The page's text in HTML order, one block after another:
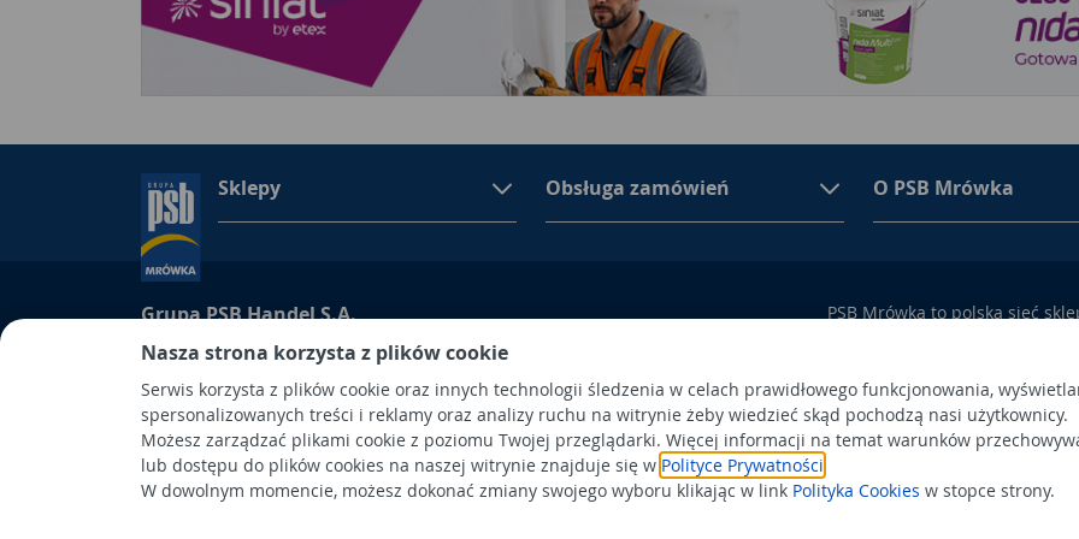
Nasza strona korzysta z plików cookie
Serwis korzysta z plików cookie oraz innych technologii śledzenia w celach prawidłowego funkcjonowania,
spersonalizowanych treści i reklamy oraz analizy ruchu na witrynie żeby wiedzieć skąd pochodzą nasi użytkownicy.
Możesz zarządzać plikami cookie z poziomu Twojej przeglądarki. Więcej informacji na temat warunków
lub dostępu do plików cookies na naszej witrynie znajduje się w Polityce Prywatności
W dowolnym momencie, możesz dokonać zmiany swojego wyboru klikając w link Polityka Cookies w stopce strony.
Sklepy Obsługa zamówień O PSB Mrówka
Grupa PSB Handel S.A.
Grupa PSB Handel S.A., siedziba: Wełecz 142, 28-100 Busko-Zdrój
Kielcach
pod nr KRS 0000661047, NIP 6551974439, REGON 366438684,
kapitał wpłacony: 53.275.000,00 zł. Spółka posiada status dużego przedsiębiorcy.
PSB Mrówka to polska sieć
także artykuły związane z
Obowiązek